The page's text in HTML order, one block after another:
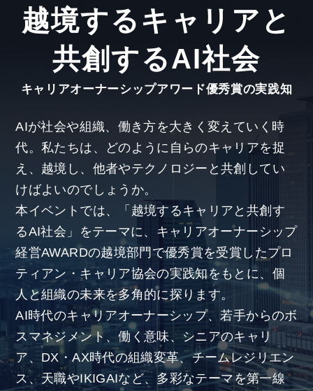
越境するキャリアと
共創するAI社会
キャリアオーナーシップアワード優秀賞の実践知
AIが社会や組織、働き方を大きく変えていく時
代。私たちは、どのように自らのキャリアを捉
え、越境し、他者やテクノロジーと共創してい
けばよいのでしょうか。
本イベントでは、「越境するキャリアと共創す
るAI社会」をテーマに、キャリアオーナーシップ
経営AWARDの越境部門で優秀賞を受賞したプロ
ティアン・キャリア協会の実践知をもとに、個
人と組織の未来を多角的に探ります。
AI時代のキャリアオーナーシップ、若手からのボ
スマネジメント、働く意味、シニアのキャリ
ア、DX・AX時代の組織変革、チームレジリエン
ス、天職やIKIGAIなど、多彩なテーマを第一線